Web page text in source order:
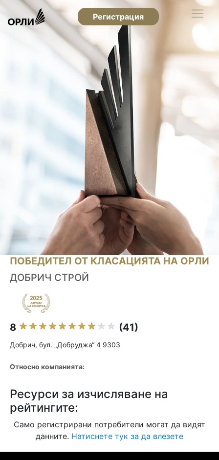
Регистрация
ПОБЕДИТЕЛ ОТ КЛАСАЦИЯТА НА ОРЛИ
ДОБРИЧ СТРОЙ
8 (41)
Добрич, бул. „Добруджа“ 4 9303
Относно компанията:
Ресурси за изчисляване на
рейтингите:
Само регистрирани потребители могат да видят
данните. Натиснете тук за да влезете